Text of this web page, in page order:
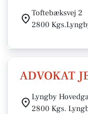
Toftebæksvej 2
2800
ADVOKAT
Lyngby
2800 Kgs.